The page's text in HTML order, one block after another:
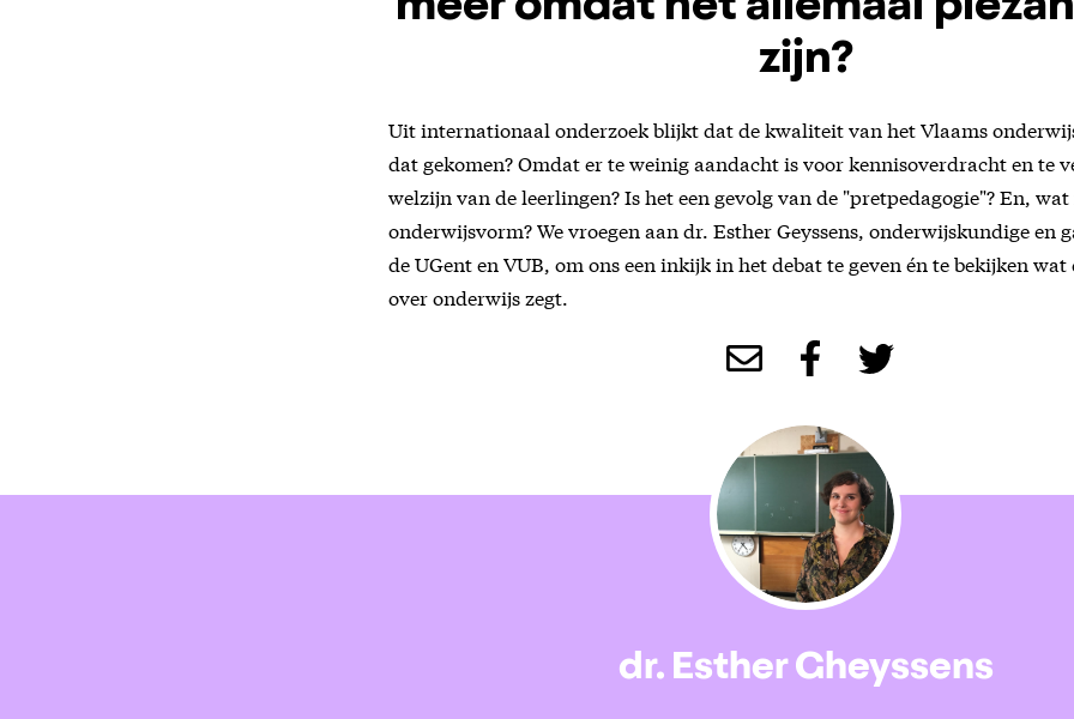
meer omdat het allemaal
zijn?
Uit internationaal onderzoek blijkt dat de kwaliteit van het Vlaams
dat gekomen? Omdat er te weinig aandacht is voor kennisoverdracht en te
welzijn van de leerlingen? Is het een gevolg van de "pretpedagogie"? En, wat
onderwijsvorm? We vroegen aan dr. Esther Geyssens, onderwijskundige en
de UGent en VUB, om ons een inkijk in het debat te geven én te bekijken wat
over onderwijs zegt.
dr. Esther Gheyssens